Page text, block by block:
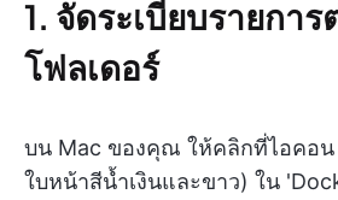
1. จัดระเบียบรายการ
โฟลเดอร์
บน Mac ของคุณ ให้คลิกที่ไอคอ
ใบหน้าสีน้ำเงินและขาว) ใน